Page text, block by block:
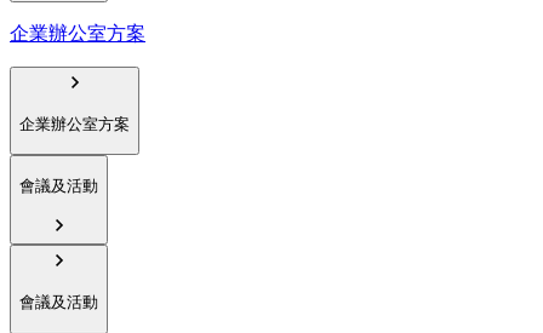
企業辦公室方案
企業辦公室方案
會議及活動
會議及活動